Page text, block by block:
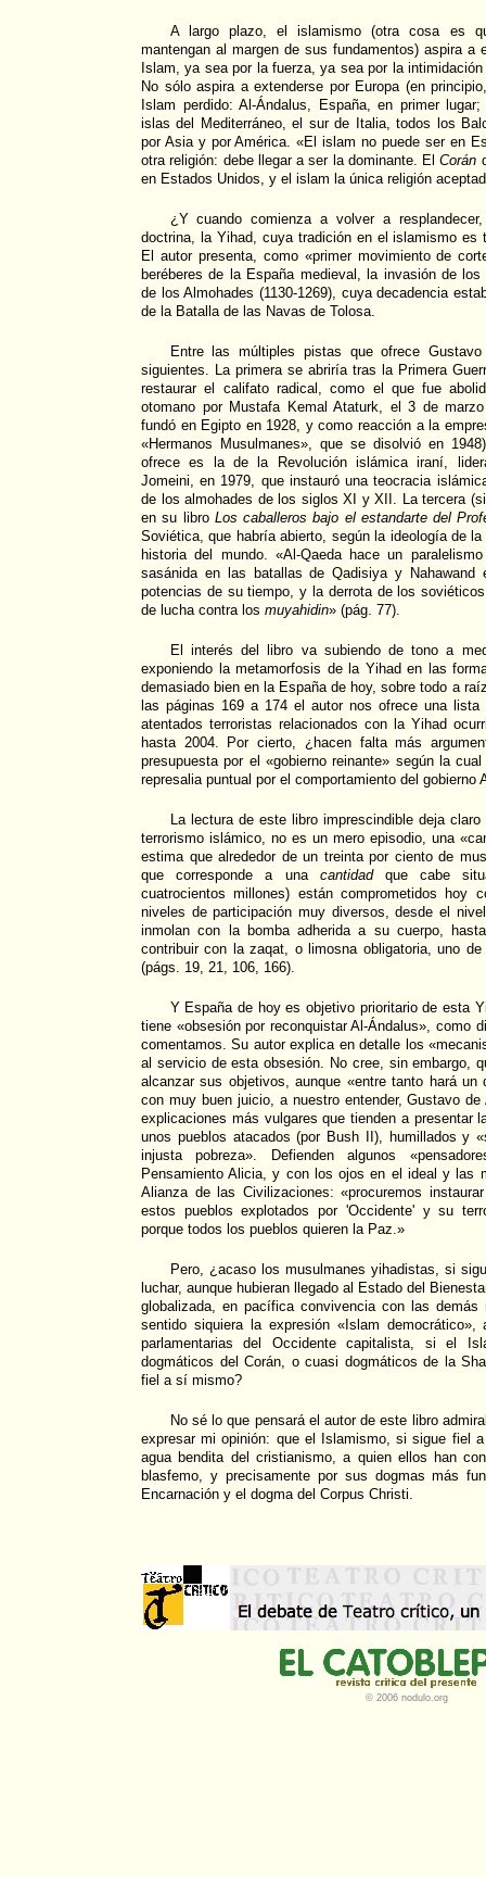
A largo plazo, el islamismo (otra cosa es
mantengan al margen de sus fundamentos) aspira a
Islam, ya sea por la fuerza, ya sea por la
No sólo aspira a extenderse por Europa (en
Islam perdido: Al-Ándalus, España, en primer
islas del Mediterráneo, el sur de Italia, todos los
por Asia y por América. «El islam no puede ser en
otra religión: debe llegar a ser la dominante. ElCorán
en Estados Unidos, y el islam la única religión
¿Y cuando comienza a volver a
doctrina, la Yihad, cuya tradición en el islamismo es
El autor presenta, como «primer movimiento de
beréberes de la España medieval, la invasión de los
de los Almohades (1130-1269), cuya decadencia
de la Batalla de las Navas de Tolosa.
Entre las múltiples pistas que ofrece
siguientes. La primera se abriría tras la Primera
restaurar el califato radical, como el que fue
otomano por Mustafa Kemal Ataturk, el 3 de
fundó en Egipto en 1928, y como reacción a la
«Hermanos Musulmanes», que se disolvió en
ofrece es la de la Revolución islámica iraní,
Jomeini, en 1979, que instauró una teocracia
de los almohades de los siglos XI y XII. La tercera
en su libro Los caballeros bajo el estandarte del
Soviética, que habría abierto, según la ideología de
historia del mundo. «Al-Qaeda hace un
sasánida en las batallas de Qadisiya y Nahawand
potencias de su tiempo, y la derrota de los
de lucha contra los muyahidin» (pág. 77).
El interés del libro va subiendo de tono a
exponiendo la metamorfosis de la Yihad en las
demasiado bien en la España de hoy, sobre todo a
las páginas 169 a 174 el autor nos ofrece una lista
atentados terroristas relacionados con la Yihad
hasta 2004. Por cierto, ¿hacen falta más
presupuesta por el «gobierno reinante» según la
represalia puntual por el comportamiento del gobierno
La lectura de este libro imprescindible deja
terrorismo islámico, no es un mero episodio, una
estima que alrededor de un treinta por ciento de
que corresponde a una cantidadque cabe
cuatrocientos millones) están comprometidos hoy
niveles de participación muy diversos, desde el
inmolan con la bomba adherida a su cuerpo,
contribuir con la zaqat, o limosna obligatoria, uno
(págs. 19, 21, 106, 166).
Y España de hoy es objetivo prioritario de esta
tiene «obsesión por reconquistar Al-Ándalus», como
comentamos. Su autor explica en detalle los
al servicio de esta obsesión. No cree, sin embargo,
alcanzar sus objetivos, aunque «entre tanto hará un
con muy buen juicio, a nuestro entender, Gustavo
explicaciones más vulgares que tienden a presentar
unos pueblos atacados (por Bush II), humillados y
injusta pobreza». Defienden algunos
Pensamiento Alicia, y con los ojos en el ideal y las
Alianza de las Civilizaciones: «procuremos
estos pueblos explotados por 'Occidente' y su
porque todos los pueblos quieren la Paz.»
Pero, ¿acaso los musulmanes yihadistas, si
luchar, aunque hubieran llegado al Estado del
globalizada, en pacífica convivencia con las demás
sentido siquiera la expresión «Islam
parlamentarias del Occidente capitalista, si el
dogmáticos del Corán, o cuasi dogmáticos de la
fiel a sí mismo?
No sé lo que pensará el autor de este libro
expresar mi opinión: que el Islamismo, si sigue fiel
agua bendita del cristianismo, a quien ellos han
blasfemo, y precisamente por sus dogmas más
Encarnación y el dogma del Corpus Christi.
© 2006 nodulo.org